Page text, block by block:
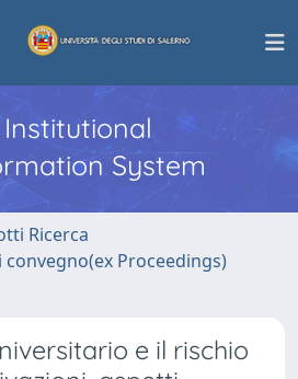
Institutional
System
Ricerca
Proceedings)
e il rischio